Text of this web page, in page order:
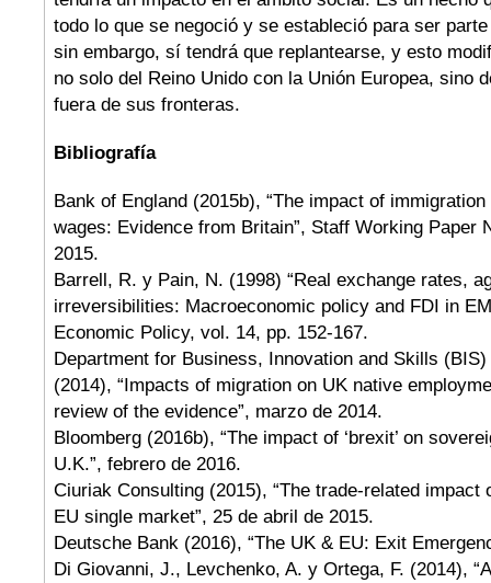
todo lo que se negoció y se estableció para ser
sin embargo, sí tendrá que replantearse, y esto
no solo del Reino Unido con la Unión Europea, sino
fuera de sus fronteras.
Bibliografía
Bank of England (2015b), “The impact of
wages: Evidence from Britain”, Staff Working Paper
2015.
Barrell, R. y Pain, N. (1998) “Real exchange rates,
irreversibilities: Macroeconomic policy and FDI in
Economic Policy, vol. 14, pp. 152-167.
Department for Business, Innovation and Skills
(2014), “Impacts of migration on UK native
review of the evidence”, marzo de 2014.
Bloomberg (2016b), “The impact of ‘brexit’ on
U.K.”, febrero de 2016.
Ciuriak Consulting (2015), “The trade-related impact
EU single market”, 25 de abril de 2015.
Deutsche Bank (2016), “The UK & EU: Exit
Di Giovanni, J., Levchenko, A. y Ortega, F. (2014),